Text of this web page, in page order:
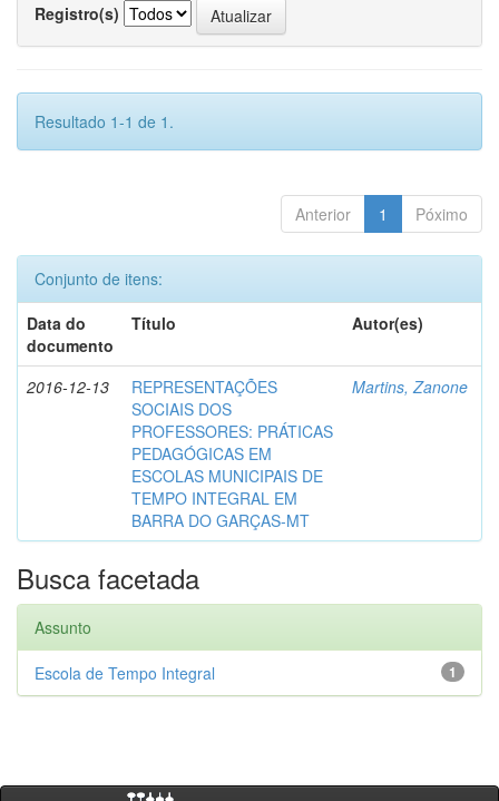
Registro(s)
Resultado 1-1 de 1.
Anterior 1 Póximo
Conjunto de itens:
Data do
documento
Título Autor(es)
2016-12-13
REPRESENTAÇÕES
SOCIAIS DOS
PROFESSORES: PRÁTICAS
PEDAGÓGICAS EM
ESCOLAS MUNICIPAIS DE
TEMPO INTEGRAL EM
BARRA DO GARÇAS-MT
Martins, Zanone
Busca facetada
Assunto
1
Escola de Tempo Integral